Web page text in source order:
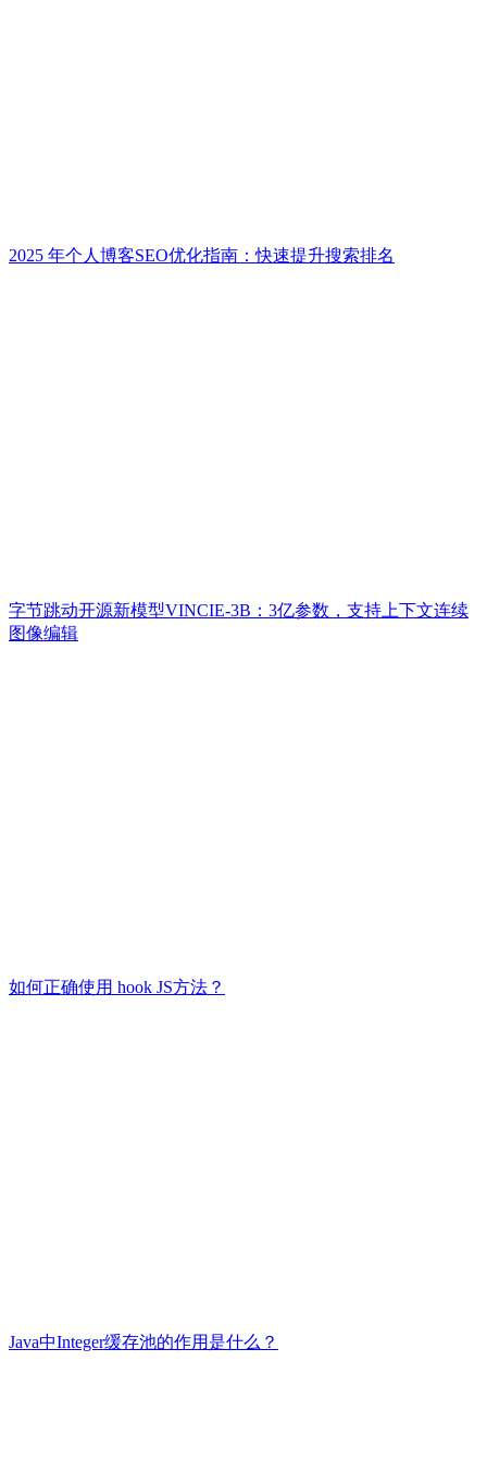
2025 年个人博客SEO优化指南：快速提升搜索排名
字节跳动开源新模型VINCIE-3B：3亿参数，支持上下文连续
图像编辑
如何正确使用 hook JS方法？
Java中Integer缓存池的作用是什么？